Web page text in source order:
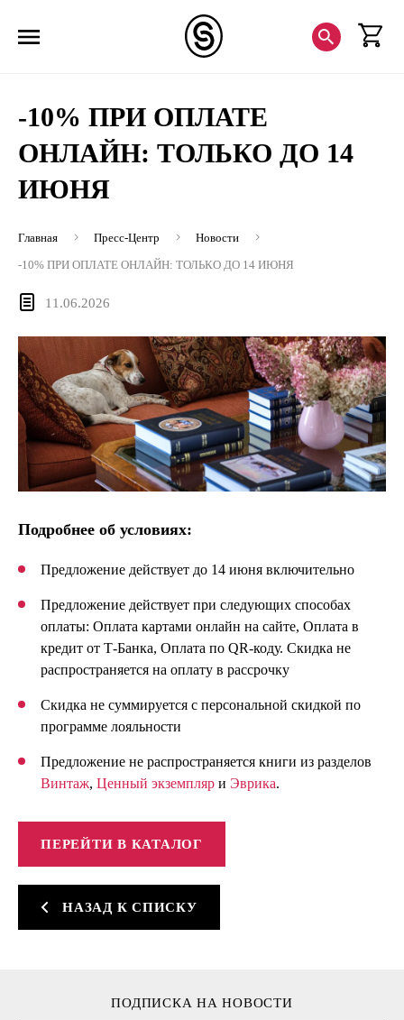
-10% ПРИ ОПЛАТЕ
ОНЛАЙН: ТОЛЬКО ДО 14
ИЮНЯ
Главная Пресс-Центр
Новости
-10% ПРИ ОПЛАТЕ ОНЛАЙН: ТОЛЬКО ДО 14 ИЮНЯ
11.06.2026
Подробнее об условиях:
Предложение действует до 14 июня включительно
Предложение действует при следующих способах
оплаты: Оплата картами онлайн на сайте, Оплата в
кредит от Т-Банка, Оплата по QR-коду. Cкидка не
распространяется на оплату в рассрочку
Cкидка не суммируется с персональной cкидкой по
программе лояльности
Предложение не распространяется книги из разделов
Винтаж, Ценный экземпляр и Эврика.
ПЕРЕЙТИ В КАТАЛОГ
НАЗАД К СПИСКУ
ПОДПИСКА НА НОВОСТИ